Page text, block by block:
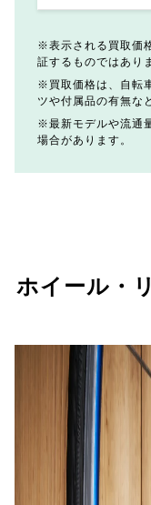
表示される買取価
証するものではあり
買取価格は、自転
ツや付属品の有無な
最新モデルや流通
場合があります。
ホイール・